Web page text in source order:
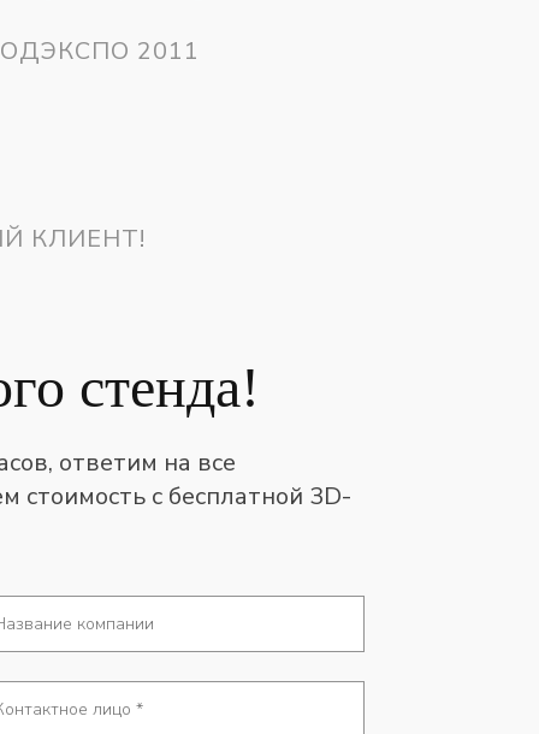
2011
КЛИЕНТ!
стенда!
ответим на все
стоимость с бесплатной 3D-